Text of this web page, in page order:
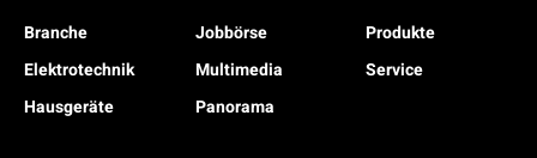
Branche
Elektrotechnik
Hausgeräte
Jobbörse
Multimedia
Panorama
Produkte
Service